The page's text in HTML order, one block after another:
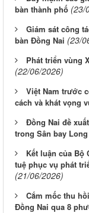
bàn thành phố (23/
Giám sát công
bàn Đồng Nai (23/
Phát triển vùng
(22/06/2026)
Việt Nam trước
cách và khát vọng
Đồng Nai đề
trong Sân bay
Kết luận của
tuệ phục vụ phát
(21/06/2026)
Cắm mốc thu
Đồng Nai qua 8